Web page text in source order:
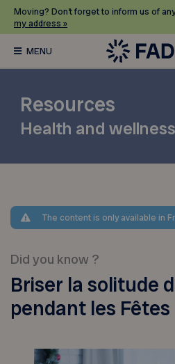
Moving? Don’t forget to inform us of
my address »
Resources
Health and wellness
The content is only available in
Did you know ?
Briser la solitude
pendant les Fêtes